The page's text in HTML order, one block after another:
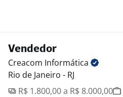
Vendedor
Creacom Informática
Rio de Janeiro - RJ
R$ 1.800,00 a R$ 8.000,00